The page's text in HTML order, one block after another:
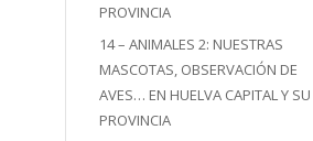
PROVINCIA
14 – ANIMALES 2: NUESTRAS
MASCOTAS, OBSERVACIÓN DE
AVES… EN HUELVA CAPITAL Y SU
PROVINCIA